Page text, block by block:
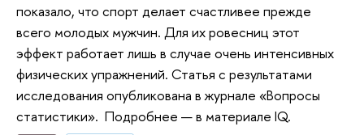
показало, что спорт делает счастливее прежде
всего молодых мужчин. Для их ровесниц этот
эффект работает лишь в случае очень интенсивных
физических упражнений. Статья с результатами
исследования опубликована в журнале «Вопросы
статистики». Подробнее — в материале IQ.